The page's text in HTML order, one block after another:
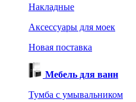
Накладные
Аксессуары для моек
Новая поставка
Мебель для ванн
Тумба с умывальником